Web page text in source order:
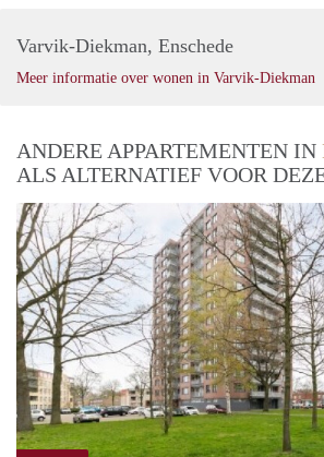
Varvik-Diekman, Enschede
Meer informatie over wonen in Varvik-Diekman
ANDERE APPARTEMENTEN IN
ALS ALTERNATIEF VOOR